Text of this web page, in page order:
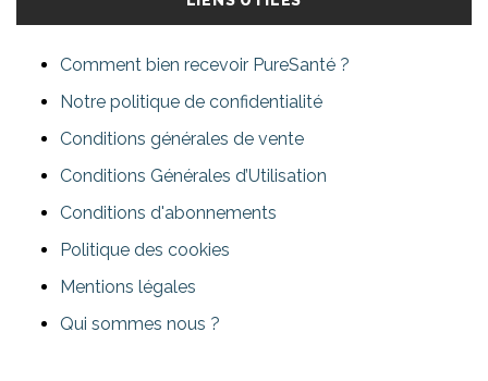
Comment bien recevoir PureSanté ?
Notre politique de confidentialité
Conditions générales de vente
Conditions Générales d’Utilisation
Conditions d'abonnements
Politique des cookies
Mentions légales
Qui sommes nous ?